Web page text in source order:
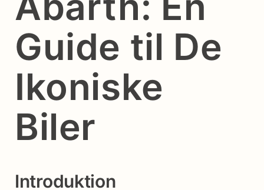
Guide til De
Ikoniske
Biler
Introduktion